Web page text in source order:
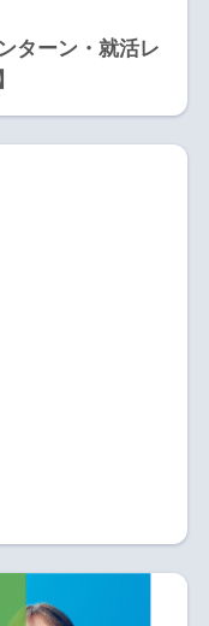
ターン・就活レ